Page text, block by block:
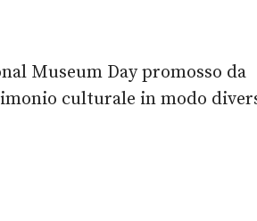
Museum Day promosso da
culturale in modo